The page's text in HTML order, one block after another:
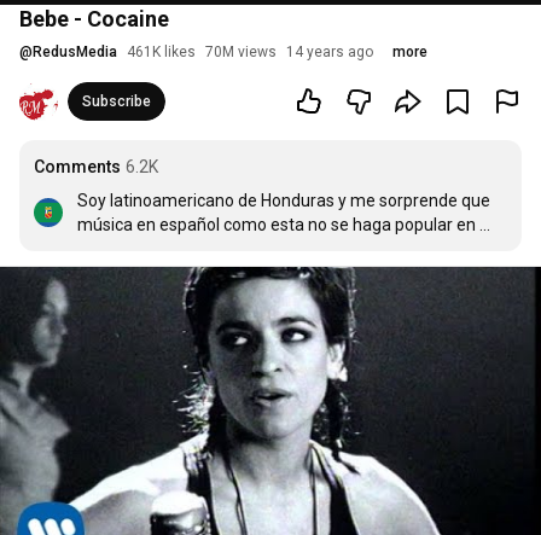
Bebe - Cocaine
@ RedusMedia 461K likes 70M views 14 years ago more
Subscribe
Comments 6.2K
Soy latinoamericano de Honduras y me sorprende que
música en español como esta no se haga popular en
comercial basura vacía, y sin sentimientos que solo
fomentan mas basura. Me pone un poco molesto que
ahora la música hispana de hoy solo haga vernos a
todos los latinos como narcotraficantes, fuckboys (pero
al estilo degenerado obvio), consumidores de droga,
mujeriegos, y gente vulgar cuando la escencia del latino
es ser romantico y sentimental y no un regguetonero